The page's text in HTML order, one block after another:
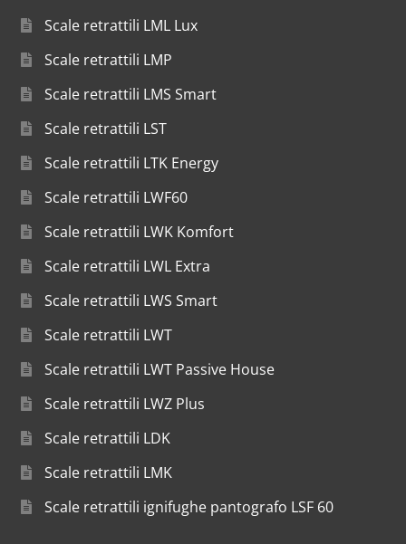
Scale retrattili LML Lux
Scale retrattili LMP
Scale retrattili LMS Smart
Scale retrattili LST
Scale retrattili LTK Energy
Scale retrattili LWF60
Scale retrattili LWK Komfort
Scale retrattili LWL Extra
Scale retrattili LWS Smart
Scale retrattili LWT
Scale retrattili LWT Passive House
Scale retrattili LWZ Plus
Scale retrattili LDK
Scale retrattili LMK
Scale retrattili ignifughe pantografo LSF 60